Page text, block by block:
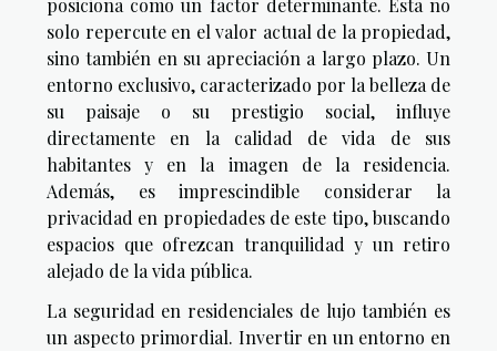
posiciona como un factor determinante. Esta no
solo repercute en el valor actual de la propiedad,
sino también en su apreciación a largo plazo. Un
entorno exclusivo, caracterizado por la belleza de
su paisaje o su prestigio social, influye
directamente en la calidad de vida de sus
habitantes y en la imagen de la residencia.
Además, es imprescindible considerar la
privacidad en propiedades de este tipo, buscando
espacios que ofrezcan tranquilidad y un retiro
alejado de la vida pública.
La seguridad en residenciales de lujo también es
un aspecto primordial. Invertir en un entorno en